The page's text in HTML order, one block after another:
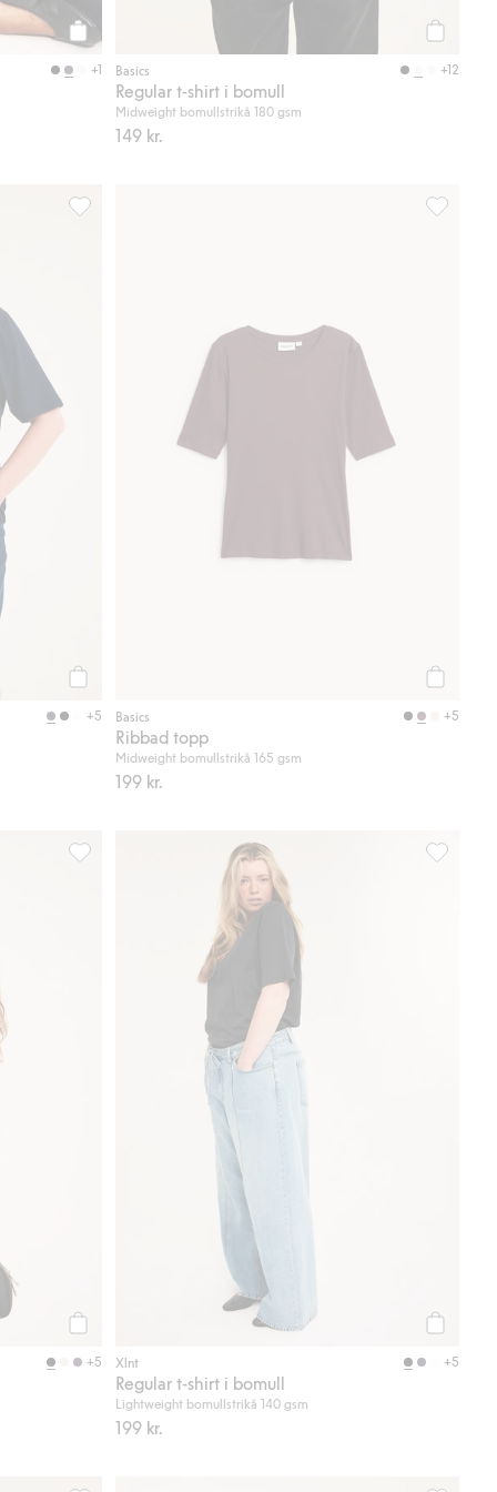
Köp
+1 Basics +12
Regular t-shirt i bomull
Midweight bomullstrikå 180 gsm
149 kr.
+5 Basics +5
Ribbad topp
Midweight bomullstrikå 165 gsm
199 kr.
+5
Ribbad topp, Lägg till i favoriter
Xlnt +5
Regular t-shirt i bomull
Lightweight bomullstrikå 140 gsm
199 kr.